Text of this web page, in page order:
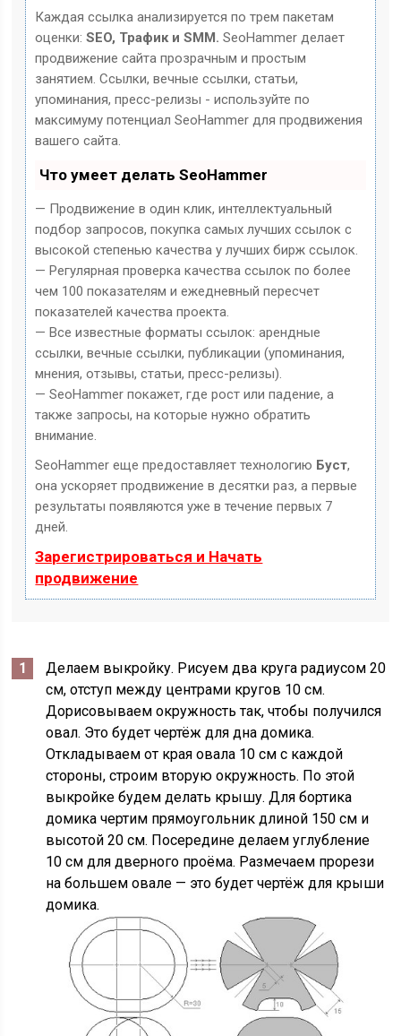
Каждая ссылка анализируется по трем пакетам
оценки:SEO, Трафик и SMM. SeoHammer делает
продвижение сайта прозрачным и простым
занятием. Ссылки, вечные ссылки, статьи,
упоминания, пресс-релизы - используйте по
максимуму потенциал SeoHammer для продвижения
вашего сайта.
Что умеет делать SeoHammer
— Продвижение в один клик, интеллектуальный
подбор запросов, покупка самых лучших ссылок с
высокой степенью качества у лучших бирж ссылок.
— Регулярная проверка качества ссылок по более
чем 100 показателям и ежедневный пересчет
показателей качества проекта.
— Все известные форматы ссылок: арендные
ссылки, вечные ссылки, публикации (упоминания,
мнения, отзывы, статьи, пресс-релизы).
— SeoHammer покажет, где рост или падение, а
также запросы, на которые нужно обратить
внимание.
SeoHammer еще предоставляет технологию Буст,
она ускоряет продвижение в десятки раз, а первые
результаты появляются уже в течение первых 7
дней.
Зарегистрироваться и Начать
продвижение
Делаем выкройку. Рисуем два круга радиусом 20
см, отступ между центрами кругов 10 см.
Дорисовываем окружность так, чтобы получился
овал. Это будет чертёж для дна домика.
Откладываем от края овала 10 см с каждой
стороны, строим вторую окружность. По этой
выкройке будем делать крышу. Для бортика
домика чертим прямоугольник длиной 150 см и
высотой 20 см. Посередине делаем углубление
10 см для дверного проёма. Размечаем прорези
на большем овале — это будет чертёж для крыши
домика.